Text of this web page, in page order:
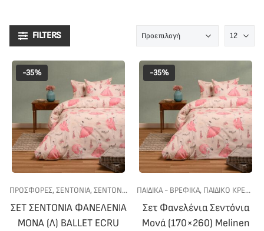
FILTERS
-35%
ΠΡΟΣΦΟΡΕΣ,ΣΕΝΤΟΝΙΑ,ΣΕΝΤΌΝΙΑ ΦΑΝΕΛΈΝΙΑ ,ΥΠΝΟΔΩΜΑΤΙΟ,
ΣΕΤ ΣΕΝΤΟΝΙΑ ΦΑΝΕΛΕΝΙΑ
ΜΟΝΑ (Λ) BALLET ECRU
-35%
ΠΑΙΔΙΚΑ - ΒΡΕΦΙΚΑ, ΠΑΙΔΙΚΟ ΚΡΕΒΑΤΙ
Σετ Φανελένια Σεντόνια
Μονά (170×260) Melinen